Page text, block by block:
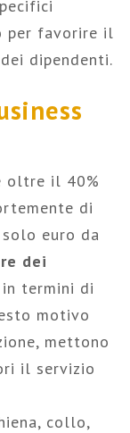
per favorire il
dipendenti.
oltre il 40%
di
euro da
dei
termini di
motivo
mettono
il servizio
collo,